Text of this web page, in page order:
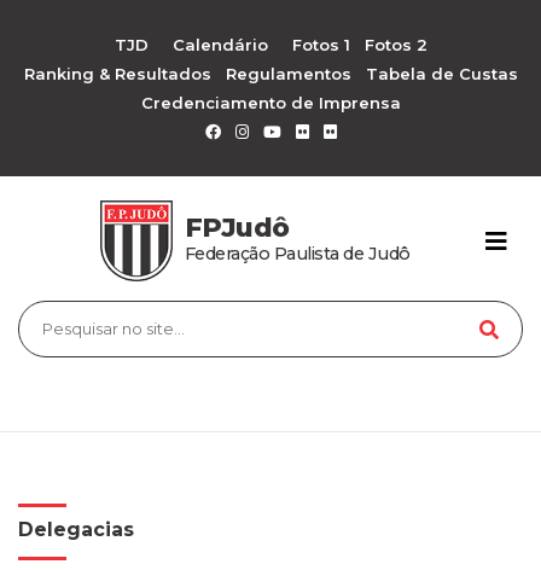
TJD Calendário Fotos 1
Fotos 2
Ranking & Resultados
Regulamentos
Tabela de Custas
Credenciamento de Imprensa
FPJudô
Federação Paulista de Judô
Delegacias